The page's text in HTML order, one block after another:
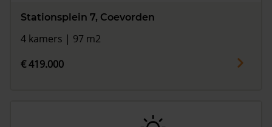
Stationsplein 7, Coevorden
4 kamers | 97 m2
€ 419.000